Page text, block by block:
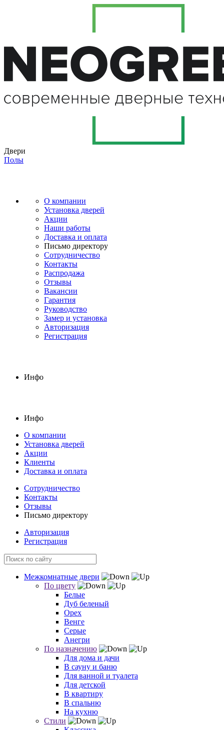
Двери
Полы
О компании
Установка дверей
Акции
Наши работы
Доставка и оплата
Письмо директору
Сотрудничество
Контакты
Распродажа
Отзывы
Вакансии
Гарантия
Руководство
Замер и установка
Авторизация
Регистрация
Инфо
Инфо
О компании
Установка дверей
Акции
Клиенты
Доставка и оплата
Сотрудничество
Контакты
Отзывы
Письмо директору
Авторизация
Регистрация
Межкомнатные двери
По цвету
Белые
Дуб беленый
Орех
Венге
Серые
Анегри
По назначению
Для дома и дачи
В сауну и баню
Для ванной и туалета
Для детской
В квартиру
В спальню
На кухню
Стили